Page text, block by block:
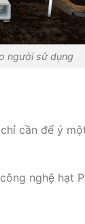
người sử dụng
cần để ý
nghệ hạt